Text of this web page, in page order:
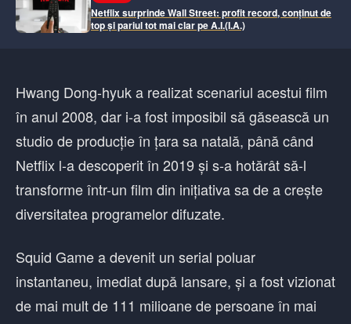
Netflix surprinde Wall Street: profit record, conținut de
top și pariul tot mai clar pe A.I.(I.A.)
Hwang Dong-hyuk a realizat scenariul acestui film
în anul 2008, dar i-a fost imposibil să găsească un
studio de producție în țara sa natală, până când
Netflix l-a descoperit în 2019 și s-a hotărât să-l
transforme într-un film din inițiativa sa de a crește
diversitatea programelor difuzate.
Squid Game a devenit un serial poluar
instantaneu, imediat după lansare, și a fost vizionat
de mai mult de 111 milioane de persoane în mai